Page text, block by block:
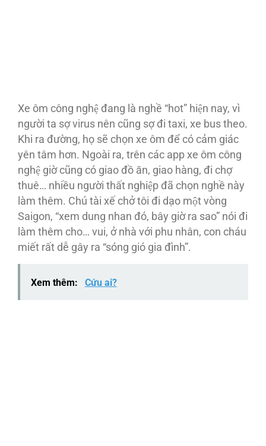
Xe ôm công nghệ đang là nghề “hot” hiện nay, vì
người ta sợ virus nên cũng sợ đi taxi, xe bus theo.
Khi ra đường, họ sẽ chọn xe ôm để có cảm giác
yên tâm hơn. Ngoài ra, trên các app xe ôm công
nghệ giờ cũng có giao đồ ăn, giao hàng, đi chợ
thuê… nhiều người thất nghiệp đã chọn nghề này
làm thêm. Chú tài xế chở tôi đi dạo một vòng
Saigon, “xem dung nhan đó, bây giờ ra sao” nói đi
làm thêm cho… vui, ở nhà với phu nhân, con cháu
miết rất dễ gây ra “sóng gió gia đình”.
Xem thêm: Cứu ai?